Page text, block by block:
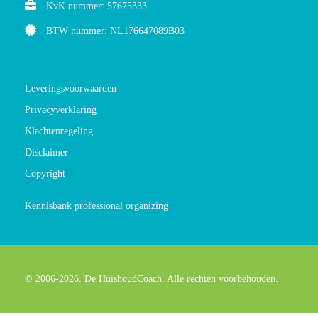
KvK nummer: 57675333
BTW nummer: NL176647089B03
Leveringsvoorwaarden
Privacyverklaring
Klachtenregeling
Disclaimer
Copyright
Kennisbank professional organizing
© 2006-2026. De HuishoudCoach. Alle rechten voorbehouden.